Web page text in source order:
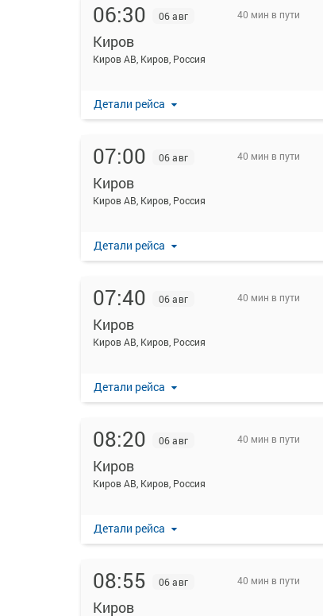
06:30 06 авг 40 мин в пути
Киров
Киров АВ, Киров, Россия
Детали рейса
07:00 06 авг 40 мин в пути
Киров
Киров АВ, Киров, Россия
Детали рейса
07:40 06 авг 40 мин в пути
Киров
Киров АВ, Киров, Россия
Детали рейса
08:20 06 авг 40 мин в пути
Киров
Киров АВ, Киров, Россия
Детали рейса
08:55 06 авг 40 мин в пути
Киров